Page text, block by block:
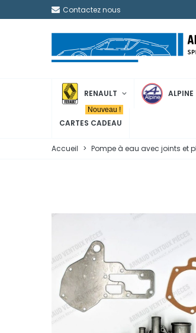
Contactez nous
RENAULT ALPINE
CARTES CADEAU
Nouveau !
Accueil > Pompe à eau avec joints et